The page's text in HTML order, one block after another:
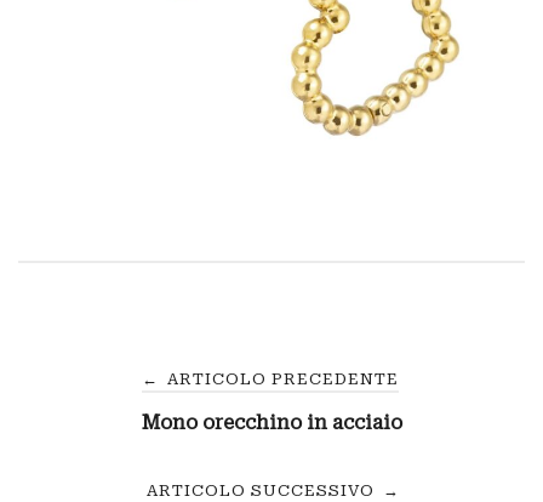
Navigazione
← ARTICOLO PRECEDENTE
Mono orecchino in acciaio
ARTICOLO SUCCESSIVO →